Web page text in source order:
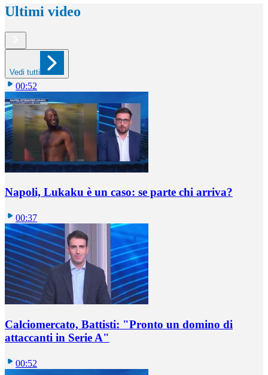
Ultimi video
Vedi tutti
00:52
Napoli, Lukaku è un caso: se parte chi arriva?
00:37
Calciomercato, Battisti: "Pronto un domino di
attaccanti in Serie A"
00:52